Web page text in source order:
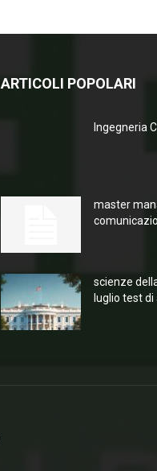
ARTICOLI POPOLARI
Ingegneria
master
scienze
luglio test